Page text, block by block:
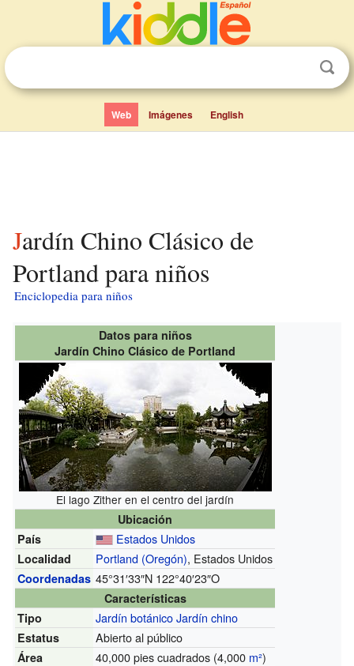
Web Imágenes English
Jardín Chino Clásico de
Portland para niños
Enciclopedia para niños
Datos para niños
Jardín Chino Clásico de Portland
El lago Zither en el centro del jardín
Ubicación
País
Estados Unidos
Localidad Portland (Oregón), Estados Unidos
Coordenadas 45°31′33″N 122°40′23″O
Características
Tipo
Jardín botánicoJardín chino
Estatus Abierto al público
Área 40,000 pies cuadrados (4,000 m²)